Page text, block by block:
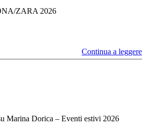
ZARA 2026
Continua a leggere
Marina Dorica – Eventi estivi 2026